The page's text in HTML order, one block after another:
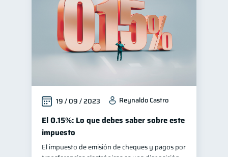
19 / 09 / 2023 Reynaldo Castro
El 0.15%: Lo que debes saber sobre este
impuesto
El impuesto de emisión de cheques y pagos por